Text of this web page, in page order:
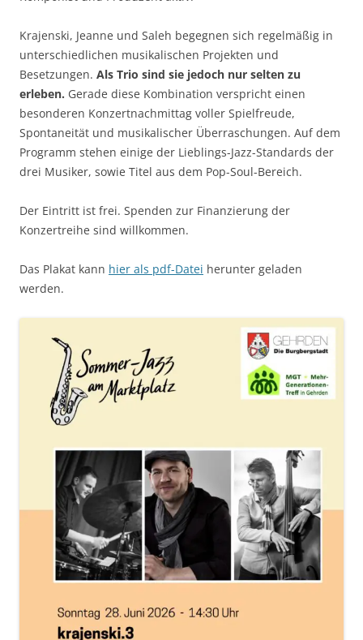
Krajenski, Jeanne und Saleh begegnen sich regelmäßig in
unterschiedlichen musikalischen Projekten und
Besetzungen. Als Trio sind sie jedoch nur selten zu
erleben. Gerade diese Kombination verspricht einen
besonderen Konzertnachmittag voller Spielfreude,
Spontaneität und musikalischer Überraschungen. Auf dem
Programm stehen einige der Lieblings-Jazz-Standards der
drei Musiker, sowie Titel aus dem Pop-Soul-Bereich.
Der Eintritt ist frei. Spenden zur Finanzierung der
Konzertreihe sind willkommen.
Das Plakat kann hier als pdf-Datei herunter geladen
werden.